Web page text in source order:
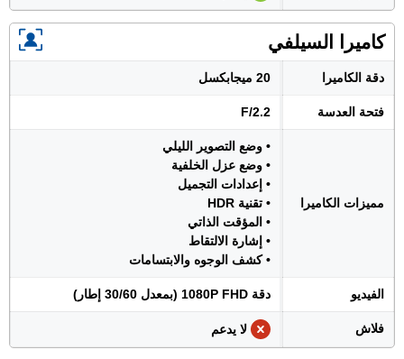
كاميرا السيلفي
دقة الكاميرا 20 ميجابكسل
فتحة العدسة F/2.2
مميزات الكاميرا
• وضع التصوير الليلي
• وضع عزل الخلفية
• إعدادات التجميل
• تقنية HDR
• المؤقت الذاتي
• إشارة الالتقاط
• كشف الوجوه والابتسامات
الفيديو دقة 1080P FHD (بمعدل 30/60 إطار)
فلاش لا يدعم